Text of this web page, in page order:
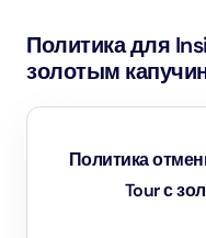
Политика для
золотым
Политика
Tour с